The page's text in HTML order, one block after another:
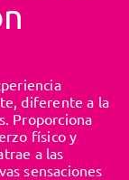
diferente a la
Proporciona
físico y
a las
sensaciones